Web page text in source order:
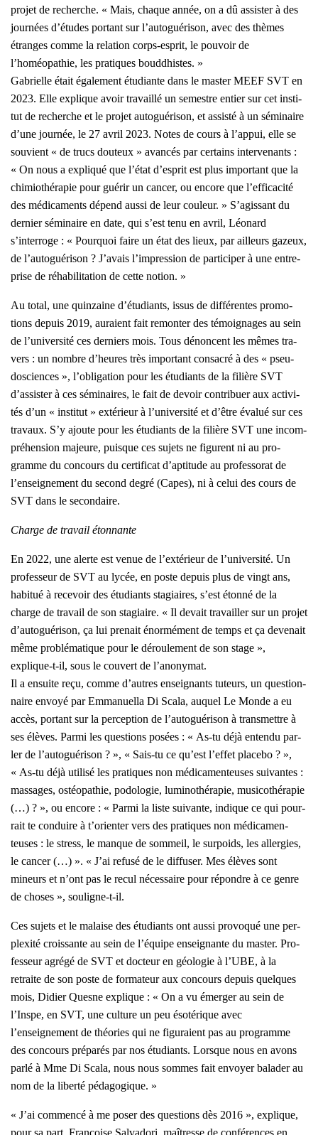
pro­jet de recherche. « Mais, chaque année, on a dû assis­ter à des
jour­nées d’études por­tant sur l’autoguérison, avec des thèmes
étranges comme la rela­tion corps-esprit, le pou­voir de
l’homéopathie, les pra­tiques boud­dhistes. »
Gabrielle était éga­le­ment étu­diante dans le mas­ter MEEF SVT en
2023. Elle explique avoir tra­vaillé un semestre entier sur cet ins­ti­
tut de recherche et le pro­jet auto­gué­ri­son, et assis­té à un sémi­naire
d’une jour­née, le 27 avril 2023. Notes de cours à l’appui, elle se
sou­vient « de trucs dou­teux » avan­cés par cer­tains inter­ve­nants :
« On nous a expli­qué que l’état d’esprit est plus impor­tant que la
chi­mio­thé­ra­pie pour gué­rir un can­cer, ou encore que l’efficacité
des médi­ca­ments dépend aus­si de leur cou­leur. » S’agissant du
der­nier sémi­naire en date, qui s’est tenu en avril, Léo­nard
s’interroge : « Pour­quoi faire un état des lieux, par ailleurs gazeux,
de l’autoguérison ? J’avais l’impression de par­ti­ci­per à une entre­
prise de réha­bi­li­ta­tion de cette notion. »
Au total, une quin­zaine d’étudiants, issus de dif­fé­rentes pro­mo­
tions depuis 2019, auraient fait remon­ter des témoi­gnages au sein
de l’université ces der­niers mois. Tous dénoncent les mêmes tra­
vers : un nombre d’heures très impor­tant consa­cré à des « pseu­
dos­ciences », l’obligation pour les étu­diants de la filière SVT
d’assister à ces sémi­naires, le fait de devoir contri­buer aux acti­vi­
tés d’un « ins­ti­tut » exté­rieur à l’université et d’être éva­lué sur ces
tra­vaux. S’y ajoute pour les étu­diants de la filière SVT une incom­
pré­hen­sion majeure, puisque ces sujets ne figurent ni au pro­
gramme du concours du cer­ti­fi­cat d’aptitude au pro­fes­so­rat de
l’enseignement du second degré (Capes), ni à celui des cours de
SVT dans le secon­daire.
Charge de tra­vail éton­nante
En 2022, une alerte est venue de l’extérieur de l’université. Un
pro­fes­seur de SVT au lycée, en poste depuis plus de vingt ans,
habi­tué à rece­voir des étu­diants sta­giaires, s’est éton­né de la
charge de tra­vail de son sta­giaire. « Il devait tra­vailler sur un pro­jet
d’autoguérison, ça lui pre­nait énor­mé­ment de temps et ça deve­nait
même pro­blé­ma­tique pour le dérou­le­ment de son stage »,
explique-t-il, sous le cou­vert de l’anonymat.
Il a ensuite reçu, comme d’autres ensei­gnants tuteurs, un ques­tion­
naire envoyé par Emma­nuel­la Di Sca­la, auquel Le Monde a eu
accès, por­tant sur la per­cep­tion de l’autoguérison à trans­mettre à
ses élèves. Par­mi les ques­tions posées : « As-tu déjà enten­du par­
ler de l’autoguérison ? », « Sais-tu ce qu’est l’effet pla­ce­bo ? »,
« As-tu déjà uti­li­sé les pra­tiques non médi­ca­men­teuses sui­vantes :
mas­sages, ostéo­pa­thie, podo­lo­gie, lumi­no­thé­ra­pie, musi­co­thé­ra­pie
(…) ? », ou encore : « Par­mi la liste sui­vante, indique ce qui pour­
rait te conduire à t’orienter vers des pra­tiques non médi­ca­men­
teuses : le stress, le manque de som­meil, le sur­poids, les aller­gies,
le can­cer (…) ». « J’ai refu­sé de le dif­fu­ser. Mes élèves sont
mineurs et n’ont pas le recul néces­saire pour répondre à ce genre
de choses », sou­ligne-t-il.
Ces sujets et le malaise des étu­diants ont aus­si pro­vo­qué une per­
plexi­té crois­sante au sein de l’équipe ensei­gnante du mas­ter. Pro­
fes­seur agré­gé de SVT et doc­teur en géo­lo­gie à l’UBE, à la
retraite de son poste de for­ma­teur aux concours depuis quelques
mois, Didier Quesne explique : « On a vu émer­ger au sein de
l’Inspe, en SVT, une culture un peu éso­té­rique avec
l’enseignement de théo­ries qui ne figu­raient pas au pro­gramme
des concours pré­pa­rés par nos étu­diants. Lorsque nous en avons
par­lé à Mme Di Sca­la, nous nous sommes fait envoyer bala­der au
nom de la liber­té péda­go­gique. »
« J’ai com­men­cé à me poser des ques­tions dès 2016 », explique,
pour sa part, Fran­çoise Sal­va­do­ri, maî­tresse de confé­rences en